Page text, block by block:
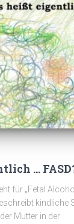
…
für „Fetal
kindliche
Mutter in der